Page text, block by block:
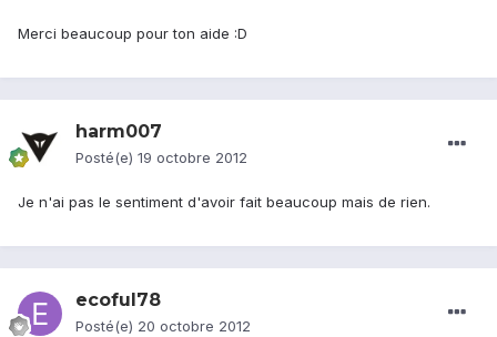
Merci beaucoup pour ton aide :D
harm007
Posté(e) 19 octobre 2012
Je n'ai pas le sentiment d'avoir fait beaucoup mais de rien.
ecoful78
Posté(e) 20 octobre 2012